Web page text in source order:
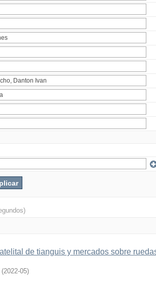
de tianguis y mercados sobre
(2022-05)